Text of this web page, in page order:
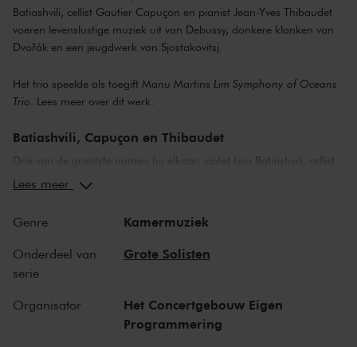
Batiashvili, cellist Gautier Capuçon en pianist Jean-Yves Thibaudet
voeren levenslustige muziek uit van Debussy, donkere klanken van
Dvořák en een jeugdwerk van Sjostakovitsj.
Het trio speelde als toegift Manu Martins Lim Symphony of Oceans
Trio Lees meer over dit werk.
Batiashvili, Capuçon en Thibaudet
Drie van de grootste namen bij elkaar: violist Lisa Batiashvili, cellist
Gautier Capuçon en pianist Jean-Yves Thibaudet. Dit belooft een
dan een bestaand ensemble: het moment waarop de musici
samenkomen, begint het aftasten en bij elkaar brengen van de
Debussy en Dvořák
Lees meer
Genre Kamermuziek
Onderdeel van
serie
Grote Solisten
Organisator
Het Concertgebouw Eigen
Programmering